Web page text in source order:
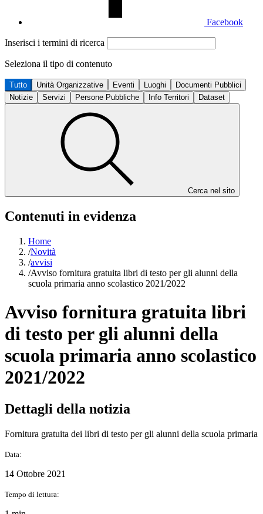
Facebook
Inserisci i termini di ricerca
Seleziona il tipo di contenuto
Tutto Unità Organizzative Eventi Luoghi
Documenti Pubblici
Notizie
Servizi Persone Pubbliche Info Territori Dataset
Cerca nel sito
Contenuti in evidenza
Home
/Novità
/avvisi
/Avviso fornitura gratuita libri di testo per gli alunni della
scuola primaria anno scolastico 2021/2022
Avviso fornitura gratuita libri
di testo per gli alunni della
scuola primaria anno scolastico
2021/2022
Dettagli della notizia
Fornitura gratuita dei libri di testo per gli alunni della scuola primaria
Data:
14 Ottobre 2021
Tempo di lettura: